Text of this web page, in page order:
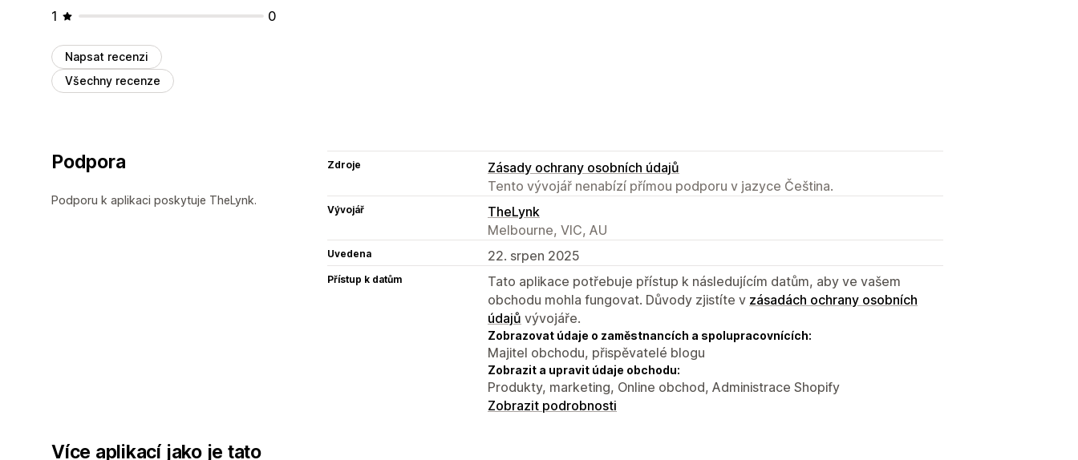
1
0
Napsat recenzi
Všechny recenze
Podpora
Podporu k aplikaci poskytuje TheLynk.
Zdroje
Zásady ochrany osobních údajů
Tento vývojář nenabízí přímou podporu v jazyce Čeština.
Vývojář
TheLynk
Melbourne, VIC, AU
Uvedena 22. srpen 2025
Přístup k datům
Tato aplikace potřebuje přístup k následujícím datům, aby ve vašem
obchodu mohla fungovat. Důvody zjistíte v zásadách ochrany osobních
údajů vývojáře.
Zobrazovat údaje o zaměstnancích a spolupracovnících:
Majitel obchodu, přispěvatelé blogu
Zobrazit a upravit údaje obchodu:
Produkty, marketing, Online obchod, Administrace Shopify
Zobrazit podrobnosti
Více aplikací jako je tato